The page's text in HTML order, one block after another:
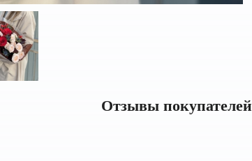
Отзывы покупателей